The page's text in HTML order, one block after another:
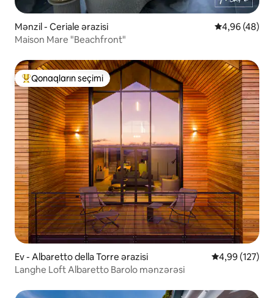
Mənzil - Ceriale ərazisi Ortalama
4,96 (48)
Maison Mare "Beachfront"
Populyar "Qonaqların seçimi"
Qonaqların seçimi
Ev - Albaretto della Torre ərazisi Ortalama
4,99 (127)
Langhe Loft Albaretto Barolo mənzərəsi